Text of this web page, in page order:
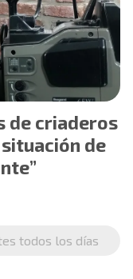
de criaderos
de
todos los días